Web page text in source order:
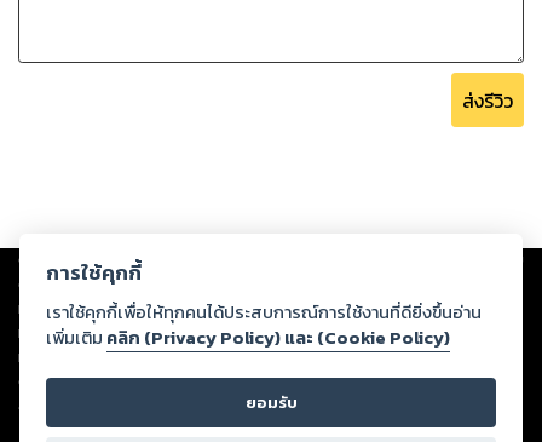
ส่งรีวิว
Copyright © 2026
ต่อผลงานหรือเนื้อหาใดที่อัปโหลดผ่านเว็บไซต์และปรากฏว่าละเมิดสิทธิใน
ทรัพย์สินทางปัญญาของบุคคลอื่นหรือขัดต่อกฎหมายและศีลธรรม ดังนั้น ผู้อ่าน
ทุกท่านโปรดใช้วิจารณญาณในการกลั่นกรองด้วยตนเอง และหากท่านพบว่าส่วน
หนึ่งส่วนใดขัดต่อกฎหมายและศีลธรรม กรุณาแจ้งมายังบริษัท เพื่อทีมงานจะได้
ดำเนินการในทันที ทั้งนี้ ทางสตอรี่ล็อกขอสงวนลิขสิทธิ์ตามพระราชบัญญัติ
ลิขสิทธิ์ พ.ศ. 2537 (ฉบับล่าสุด)
การใช้คุกกี้
เราใช้คุกกี้เพื่อให้ทุกคนได้ประสบการณ์การใช้งานที่ดียิ่งขึ้นอ่าน
เพิ่มเติม คลิก (Privacy Policy) และ (Cookie Policy)
ยอมรับ